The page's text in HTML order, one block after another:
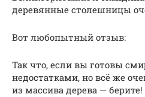
деревянные столешницы
Вот любопытный отзыв:
Так что, если вы готовы
недостатками, но всё же
из массива дерева — берите!